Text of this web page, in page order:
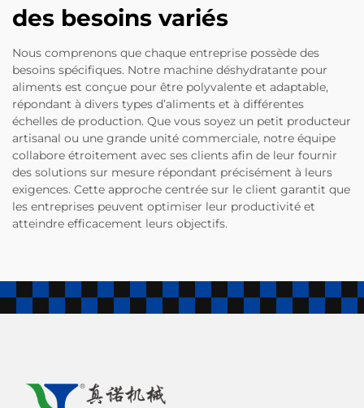
des besoins variés
Nous comprenons que chaque entreprise possède des
besoins spécifiques. Notre machine déshydratante pour
aliments est conçue pour être polyvalente et adaptable,
répondant à divers types d’aliments et à différentes
échelles de production. Que vous soyez un petit producteur
artisanal ou une grande unité commerciale, notre équipe
collabore étroitement avec ses clients afin de leur fournir
des solutions sur mesure répondant précisément à leurs
exigences. Cette approche centrée sur le client garantit que
les entreprises peuvent optimiser leur productivité et
atteindre efficacement leurs objectifs.